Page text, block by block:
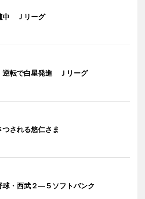
中 Ｊリーグ
逆転で白星発進 Ｊリーグ
つされる悠仁さま
球・西武２―５ソフトバンク